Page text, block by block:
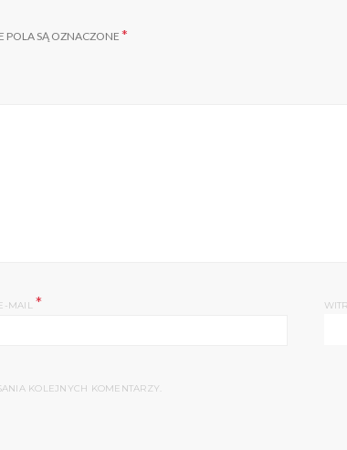
POLA SĄ OZNACZONE*
MAIL*
KOLEJNYCH KOMENTARZY.